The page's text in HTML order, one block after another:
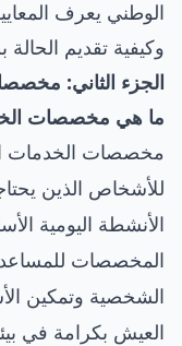
الوطني يعرف
وكيفية تقديم
الجزء الثاني:
ما هي مخصصات
مخصصات الخدمات
للأشخاص الذين
الأنشطة اليومية
المخصصات
الشخصية وتمكين
العيش بكرامة في